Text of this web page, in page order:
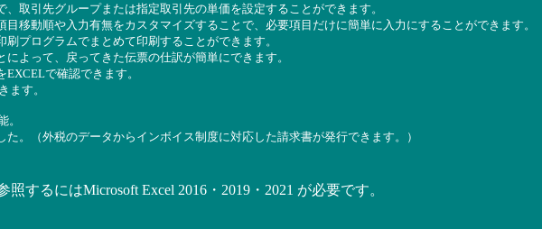
、取引先グループまたは指定取引先の単価を設定することができます。
目移動順や入力有無をカスタマイズすることで、必要項目だけに簡単に入力にすることができます。
刷プログラムでまとめて印刷することができます。
によって、戻ってきた伝票の仕訳が簡単にできます。
EXCELで確認できます。
きます。
。
た。（外税のデータからインボイス制度に対応した請求書が発行できます。）
するにはMicrosoft Excel 2016・2019・2021 が必要です。